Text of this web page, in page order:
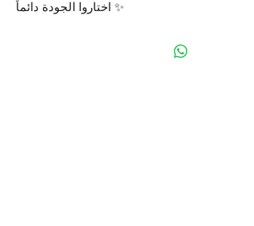
✨ اختاروا الجودة دائماً